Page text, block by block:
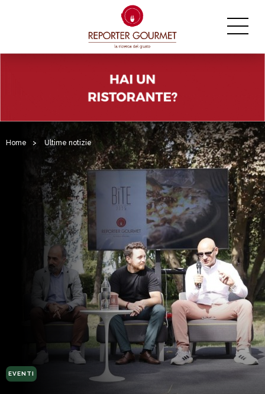
Home > Ultime notizie
EVENTI